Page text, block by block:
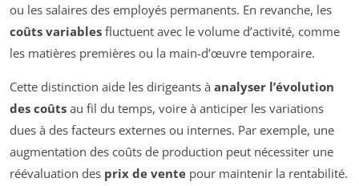
ou les salaires des employés permanents. En revanche, les
coûts variables fluctuent avec le volume d’activité, comme
les matières premières ou la main-d’œuvre temporaire.
Cette distinction aide les dirigeants à analyser l’évolution
des coûts au fil du temps, voire à anticiper les variations
dues à des facteurs externes ou internes. Par exemple, une
augmentation des coûts de production peut nécessiter une
réévaluation des prix de vente pour maintenir la rentabilité.